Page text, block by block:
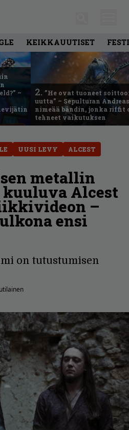
KEIKKAUUTISET
–
2. ”He ovat tuoneet
uutta” – Sepulturan
nimeää bändin, jonka riffit
tehneet vaikutuksen
UUSI LEVY ALCEST
metallin
Alcest
–
ensi
on tutustumisen